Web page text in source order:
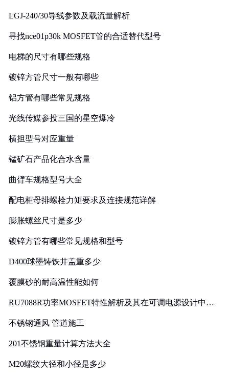
LGJ-240/30导线参数及载流量解析
寻找nce01p30k MOSFET管的合适替代型号
电梯的尺寸有哪些规格
镀锌方管尺寸一般有哪些
铝方管有哪些常见规格
光线传媒参投三国的星空爆冷
横担型号对应重量
锰矿石产品化合水含量
曲臂车规格型号大全
配电柜母排螺栓力矩要求及连接规范详解
膨胀螺丝尺寸是多少
镀锌方管有哪些常见规格和型号
D400球墨铸铁井盖重多少
覆膜砂的耐高温性能如何
RU7088R功率MOSFET特性解析及其在可调电源设计中的
不锈钢通风 管道施工
201不锈钢重量计算方法大全
M20螺纹大径和小径是多少